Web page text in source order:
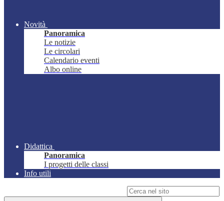
Novità
Panoramica
Le notizie
Le circolari
Calendario eventi
Albo online
Didattica
Panoramica
I progetti delle classi
Info utili